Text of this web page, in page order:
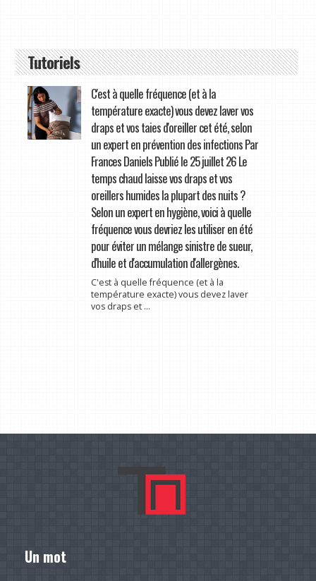
Tutoriels
C'est à quelle fréquence (et à la
température exacte) vous devez laver vos
draps et vos taies d'oreiller cet été, selon
un expert en prévention des infections Par
Frances Daniels Publié le 25 juillet 26 Le
temps chaud laisse vos draps et vos
oreillers humides la plupart des nuits ?
Selon un expert en hygiène, voici à quelle
fréquence vous devriez les utiliser en été
pour éviter un mélange sinistre de sueur,
d'huile et d'accumulation d'allergènes.
C'est à quelle fréquence (et à la
température exacte) vous devez laver
vos draps et ...
Un mot